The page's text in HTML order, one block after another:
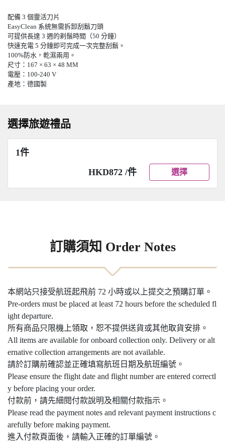
配備 3 個靈活刀片
EasyClean 系統無需拆卸刮鬍刀頭
可提供長達 3 週的剃鬚時間（50 分鐘）
快速充電 5 分鐘即可完成一次完整刮鬍。
100%防水，乾濕兩用。
尺寸：167 × 63 × 48 MM
電壓：100-240 V
產地：德國製
選擇旅遊禮品
1件
HKD872 /件
選擇
訂購須知 Order Notes
本網站只接受航班起飛前 72 小時或以上提交之預購訂單。
Pre-orders must be placed at least 72 hours before the scheduled fl
ight departure.
所有商品只限機上領取，恕不提供送貨或其他取貨安排。
All items are available for onboard collection only. Delivery or alt
ernative collection arrangements are not available.
請於訂購前確認並正確填寫航班日期及航班編號。
Please ensure the flight date and flight number are entered correctl
y before placing your order.
付款前，請先細閱付款說明及相關付款指示。
Please read the payment notes and relevant payment instructions c
arefully before making payment.
進入付款頁面後，請輸入正確的訂單編號。